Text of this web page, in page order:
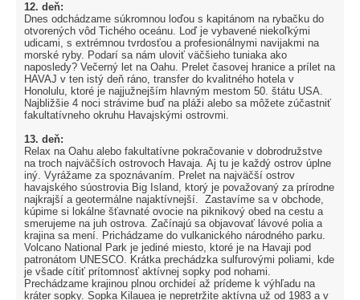
12. deň:
Dnes odchádzame súkromnou loďou s kapitánom na rybačku do
otvorených vôd Tichého oceánu. Loď je vybavené niekoľkými
udicami, s extrémnou tvrdosťou a profesionálnymi navijakmi na
morské ryby. Podarí sa nám uloviť väčšieho tuniaka ako
naposledy? Večerný let na Oahu. Prelet časovej hranice a prílet na
HAVAJ v ten istý deň ráno, transfer do kvalitného hotela v
Honolulu, ktoré je najjužnejším hlavným mestom 50. štátu USA.
Najbližšie 4 noci strávime buď na pláži alebo sa môžete zúčastniť
fakultatívneho okruhu Havajskými ostrovmi.
13. deň:
Relax na Oahu alebo fakultatívne pokračovanie v dobrodružstve
na troch najväčších ostrovoch Havaja. Aj tu je každý ostrov úplne
iný. Vyrážame za spoznávaním. Prelet na najväčší ostrov
havajského súostrovia Big Island, ktorý je považovaný za prírodne
najkrajší a geotermálne najaktívnejší. Zastavíme sa v obchode,
kúpime si lokálne šťavnaté ovocie na piknikový obed na cestu a
smerujeme na juh ostrova. Začínajú sa objavovať lávové polia a
krajina sa mení. Prichádzame do vulkanického národného parku.
Volcano National Park je jediné miesto, ktoré je na Havaji pod
patronátom UNESCO. Krátka prechádzka sulfurovými poliami, kde
je všade cítiť prítomnosť aktívnej sopky pod nohami.
Prechádzame krajinou plnou orchideí až prídeme k výhľadu na
kráter sopky. Sopka Kilauea je nepretržite aktívna už od 1983 a v